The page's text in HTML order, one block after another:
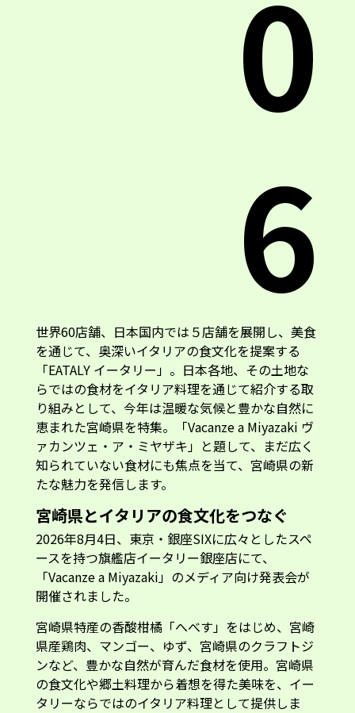
6
世界60店舗、日本国内では５店舗を展開し、美食
「EATALY イータリー」。日本各地、その土地な
らではの食材をイタリア料理を通じて紹介する取
り組みとして、今年は温暖な気候と豊かな自然に
恵まれた宮崎県を特集。「Vacanze a Miyazaki ヴ
ァカンツェ・ア・ミヤザキ」と題して、まだ広く
知られていない食材にも焦点を当て、宮崎県の新
たな魅力を発信します。
宮崎県とイタリアの食文化をつなぐ
ースを持つ旗艦店イータリー銀座店にて、
「Vacanze a Miyazaki」のメディア向け発表会が
開催されました。
宮崎県特産の香酸柑橘「へべす」をはじめ、宮崎
県産鶏肉、マンゴー、ゆず、宮崎県のクラフトジ
ンなど、豊かな自然が育んだ食材を使用。宮崎県
の食文化や郷土料理から着想を得た美味を、イー
タリーならではのイタリア料理として提供しま
す。